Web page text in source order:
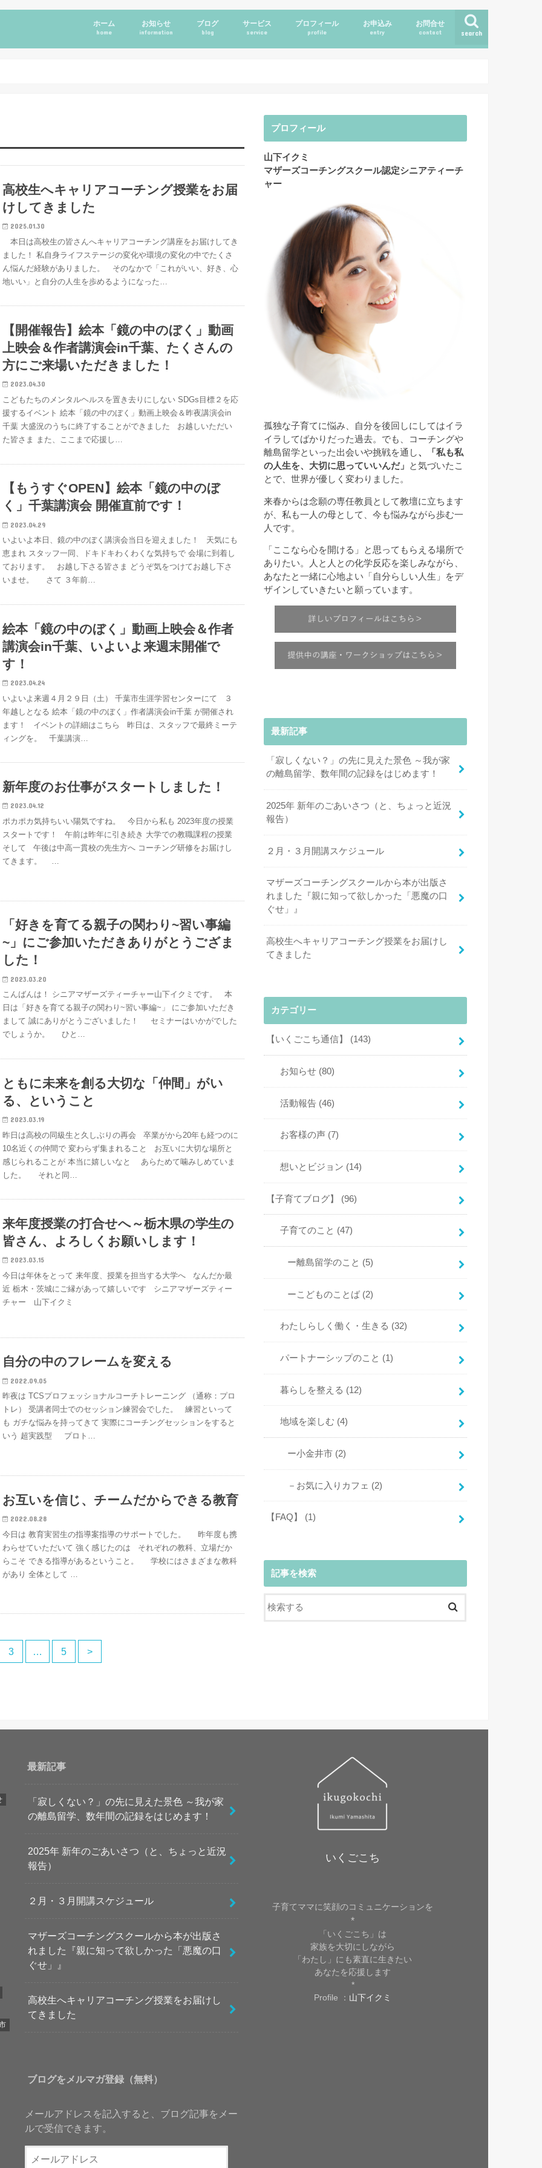
search
ホーム
home
お知らせ
information
ブログ
blog
サービス
service
プロフィール
profile
お申込み
entry
お問合せ
contact
高校生へキャリアコーチング授業をお届
けしてきました
2025.01.30
本日は高校生の皆さんへキャリアコーチング講座をお届けしてき
ました！ 私自身ライフステージの変化や環境の変化の中でたくさ
ん悩んだ経験がありました。 そのなかで「これがいい、好き、心
地いい」と自分の人生を歩めるようになった…
【開催報告】絵本「鏡の中のぼく」動画
上映会＆作者講演会in千葉、たくさんの
方にご来場いただきました！
2023.04.30
こどもたちのメンタルヘルスを置き去りにしない SDGs目標２を応
援するイベント 絵本「鏡の中のぼく」動画上映会＆昨夜講演会in
千葉 大盛況のうちに終了することができました お越しいただい
た皆さま また、ここまで応援し…
【もうすぐOPEN】絵本「鏡の中のぼ
く」千葉講演会 開催直前です！
2023.04.29
いよいよ本日、鏡の中のぼく講演会当日を迎えました！ 天気にも
恵まれ スタッフ一同、ドキドキわくわくな気持ちで 会場に到着し
ております。 お越し下さる皆さま どうぞ気をつけてお越し下さ
いませ。 さて ３年前…
絵本「鏡の中のぼく」動画上映会＆作者
講演会in千葉、いよいよ来週末開催で
す！
2023.04.24
いよいよ来週４月２９日（土） 千葉市生涯学習センターにて ３
年越しとなる 絵本「鏡の中のぼく」作者講演会in千葉 が開催され
ます！ イベントの詳細はこちら 昨日は、スタッフで最終ミーテ
ィングを。 千葉講演…
新年度のお仕事がスタートしました！
2023.04.12
ポカポカ気持ちいい陽気ですね。 今日から私も 2023年度の授業
スタートです！ 午前は昨年に引き続き 大学での教職課程の授業
そして 午後は中高一貫校の先生方へ コーチング研修をお届けし
てきます。 …
「好きを育てる親子の関わり~習い事編
~」にご参加いただきありがとうござま
した！
2023.03.20
こんばんは！ シニアマザーズティーチャー山下イクミです。 本
日は「好きを育てる親子の関わり~習い事編~」 にご参加いただき
まして 誠にありがとうございました！ セミナーはいかがでした
でしょうか。 ひと…
ともに未来を創る大切な「仲間」がい
る、ということ
2023.03.19
昨日は高校の同級生と久しぶりの再会 卒業がから20年も経つのに
10名近くの仲間で 変わらず集まれること お互いに大切な場所と
感じられることが 本当に嬉しいなと あらためて噛みしめていま
した。 それと同…
来年度授業の打合せへ～栃木県の学生の
皆さん、よろしくお願いします！
2023.03.15
今日は年休をとって 来年度、授業を担当する大学へ なんだか最
近 栃木・茨城にご縁があって嬉しいです シニアマザーズティー
チャー 山下イクミ
自分の中のフレームを変える
2022.09.05
昨夜は TCSプロフェッショナルコーチトレーニング （通称：プロ
トレ） 受講者同士でのセッション練習会でした。 練習といって
も ガチな悩みを持ってきて 実際にコーチングセッションをすると
いう 超実践型 プロト…
お互いを信じ、チームだからできる教育
2022.08.28
今日は 教育実習生の指導案指導のサポートでした。 昨年度も携
わらせていただいて 強く感じたのは それぞれの教科、立場だか
らこそ できる指導があるということ。 学校にはさまざまな教科
があり 全体として …
3 5 >
プロフィール
山下イクミ
マザーズコーチングスクール認定シニアティーチ
ャー
孤独な子育てに悩み、自分を後回しにしてはイラ
イラしてばかりだった過去。でも、コーチングや
離島留学といった出会いや挑戦を通し、「私も私
の人生を、大切に思っていいんだ」
と気づいたこ
とで、世界が優しく変わりました。
来春からは念願の専任教員として教壇に立ちます
が、私も一人の母として、今も悩みながら歩む一
人です。
「ここなら心を開ける」と思ってもらえる場所で
ありたい。人と人との化学反応を楽しみながら、
あなたと一緒に心地よい「自分らしい人生」をデ
ザインしていきたいと願っています。
最新記事
「寂しくない？」の先に見えた景色 ～我が家
の離島留学、数年間の記録をはじめます！
2025年 新年のごあいさつ（と、ちょっと近況
報告）
２月・３月開講スケジュール
マザーズコーチングスクールから本が出版さ
れました『親に知って欲しかった「悪魔の口
ぐせ」』
高校生へキャリアコーチング授業をお届けし
てきました
カテゴリー
【いくごこち通信】 (143)
お知らせ (80)
活動報告 (46)
お客様の声 (7)
想いとビジョン (14)
【子育てブログ】 (96)
子育てのこと (47)
ー離島留学のこと (5)
ーこどものことば (2)
わたしらしく働く・生きる (32)
パートナーシップのこと (1)
暮らしを整える (12)
地域を楽しむ (4)
ー小金井市 (2)
－お気に入りカフェ (2)
【FAQ】 (1)
記事を検索
最新記事
「寂しくない？」の先に見えた景色 ～我が家
の離島留学、数年間の記録をはじめます！
2025年 新年のごあいさつ（と、ちょっと近況
報告）
２月・３月開講スケジュール
マザーズコーチングスクールから本が出版さ
れました『親に知って欲しかった「悪魔の口
ぐせ」』
高校生へキャリアコーチング授業をお届けし
てきました
ブログをメルマガ登録（無料）
メールアドレスを記入すると、ブログ記事をメー
ルで受信できます。
いくごこち
子育てママに笑顔のコミュニケーションを
*
「いくごこち」は
家族を大切にしながら
「わたし」にも素直に生きたい
あなたを応援します
*
Profile ： 山下イクミ